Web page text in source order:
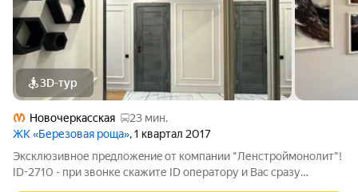
3D-тур
Новочеркасская
23 мин.
ЖК «Березовая роща», 1 квартал 2017
Экcклюзивное пpeдлoжeниe от компании "Ленcтрoймонолит"!
ID-2710 - при звонке скажите ID оператору и Вас сразу